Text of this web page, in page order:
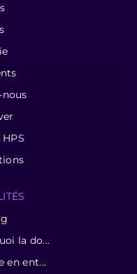
la do...
en ent...